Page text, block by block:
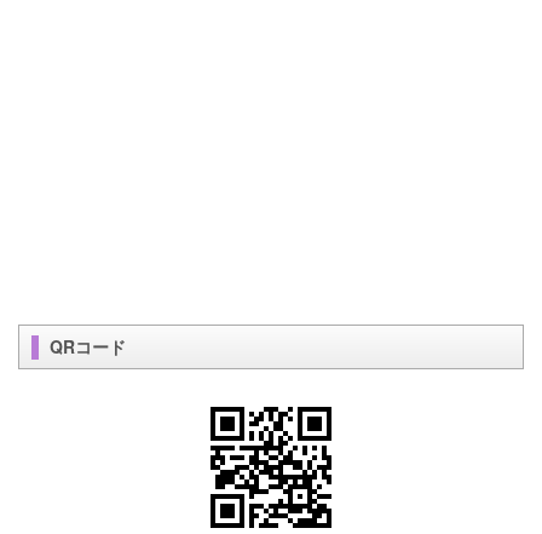
QRコード